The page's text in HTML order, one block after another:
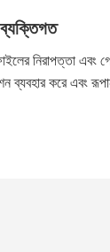
নিরাপত্তা এবং
করে এবং